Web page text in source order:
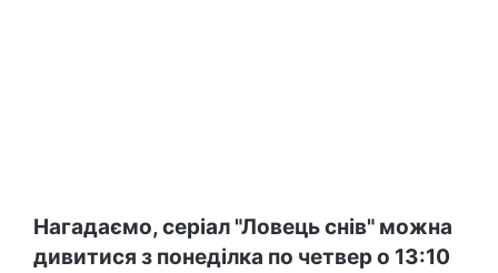
Нагадаємо, серіал "Ловець снів" можна
дивитися з понеділка по четвер о 13:10